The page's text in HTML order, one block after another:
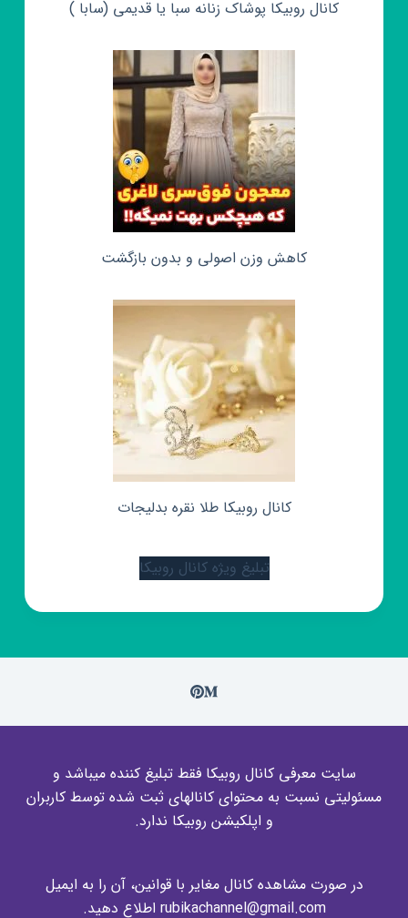
کانال روبیکا پوشاک زنانه سبا یا قدیمی (سابا )
کاهش وزن اصولی و بدون بازگشت
کانال روبیکا طلا نقره بدلیجات
تبلیغ ویژه کانال روبیکا
سایت معرفی کانال روبیکا فقط تبلیغ کننده میباشد و
مسئولیتی نسبت به محتوای کانالهای ثبت شده توسط کاربران
و اپلکیشن روبیکا ندارد.
در صورت مشاهده کانال مغایر با قوانین، آن را به ایمیل
rubikachannel@gmail.com اطلاع دهید.